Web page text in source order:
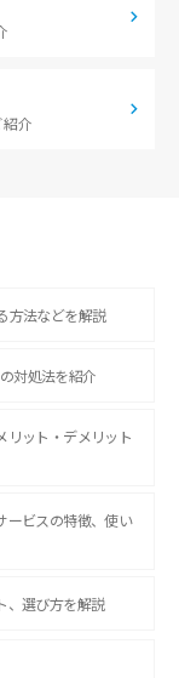
介
方法などを解説
対処法を紹介
リット・デメリット
ービスの特徴、使い
、選び方を解説
すく解説